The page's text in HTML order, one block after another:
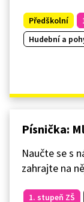
Předškolní
Hudební a
Písnička:
Naučte se s
zahrajte na
1. stupeň ZŠ